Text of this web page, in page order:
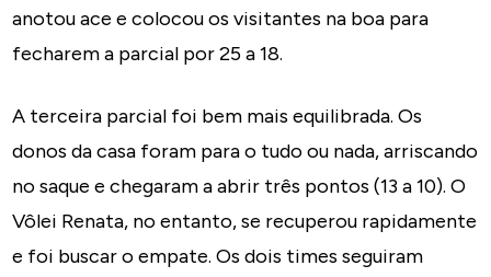
anotou ace e colocou os visitantes na boa para
fecharem a parcial por 25 a 18.
A terceira parcial foi bem mais equilibrada. Os
donos da casa foram para o tudo ou nada, arriscando
no saque e chegaram a abrir três pontos (13 a 10). O
Vôlei Renata, no entanto, se recuperou rapidamente
e foi buscar o empate. Os dois times seguiram